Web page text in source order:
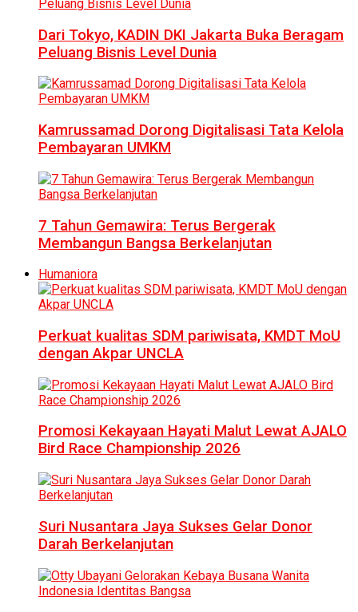
Dari Tokyo, KADIN DKI Jakarta Buka Beragam
Peluang Bisnis Level Dunia
Kamrussamad Dorong Digitalisasi Tata Kelola
Pembayaran UMKM
7 Tahun Gemawira: Terus Bergerak
Membangun Bangsa Berkelanjutan
Humaniora
Perkuat kualitas SDM pariwisata, KMDT MoU
dengan Akpar UNCLA
Promosi Kekayaan Hayati Malut Lewat AJALO
Bird Race Championship 2026
Suri Nusantara Jaya Sukses Gelar Donor
Darah Berkelanjutan